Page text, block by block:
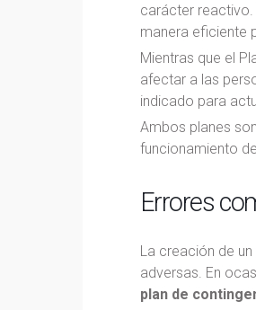
carácter reactivo.
manera eficiente
Mientras que el
afectar a las
indicado para
Ambos planes
funcionamiento
Errores
La creación de
adversas. En
plan de